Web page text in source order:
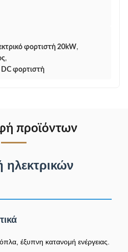
φορτιστή 20kW,
,
DC φορτιστή
προϊόντων
ηλεκτρικών
έξυπνη κατανομή ενέργειας.